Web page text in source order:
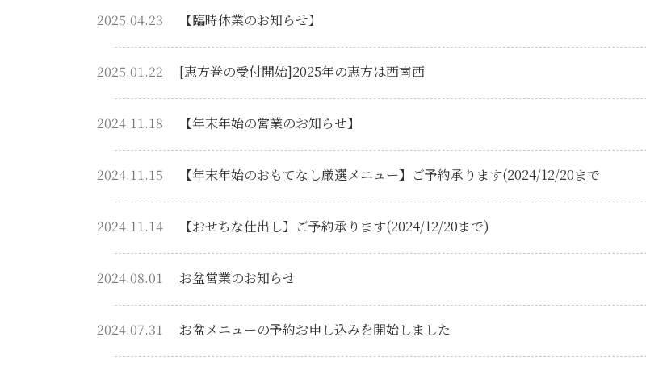
2025.04.23 【臨時休業のお知らせ】
2025.01.22 [恵方巻の受付開始]2025年の恵方は西南西
2024.11.18 【年末年始の営業のお知らせ】
2024.11.15 【年末年始のおもてなし厳選メニュー】ご予約承ります(2024/12/20まで
2024.11.14 【おせちな仕出し】ご予約承ります(2024/12/20まで)
2024.08.01 お盆営業のお知らせ
2024.07.31 お盆メニューの予約お申し込みを開始しました